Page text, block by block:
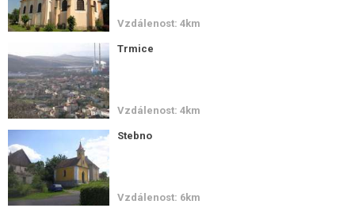
Vzdálenost: 4km
Trmice
Vzdálenost: 4km
Stebno
Vzdálenost: 6km